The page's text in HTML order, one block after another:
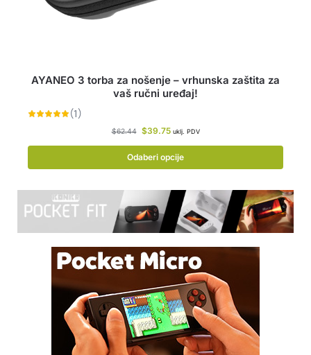
AYANEO 3 torba za nošenje – vrhunska zaštita za
vaš ručni uređaj!
$62.44 $39.75 uklj. PDV
Odaberi opcije